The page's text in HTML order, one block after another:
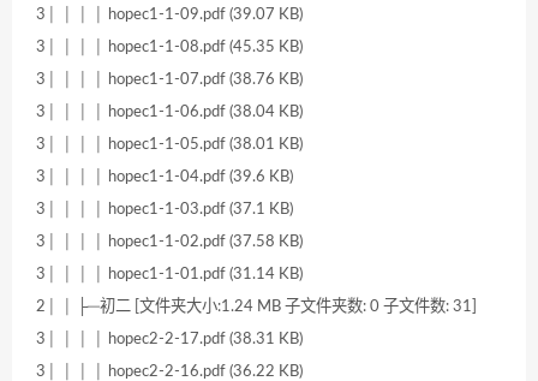
3│ │ │ │ hopec1-1-09.pdf (39.07 KB)
3│ │ │ │ hopec1-1-08.pdf (45.35 KB)
3│ │ │ │ hopec1-1-07.pdf (38.76 KB)
3│ │ │ │ hopec1-1-06.pdf (38.04 KB)
3│ │ │ │ hopec1-1-05.pdf (38.01 KB)
3│ │ │ │ hopec1-1-04.pdf (39.6 KB)
3│ │ │ │ hopec1-1-03.pdf (37.1 KB)
3│ │ │ │ hopec1-1-02.pdf (37.58 KB)
3│ │ │ │ hopec1-1-01.pdf (31.14 KB)
2│ │ ├─初二 [文件夹大小:1.24 MB 子文件夹数: 0 子文件数: 31]
3│ │ │ │ hopec2-2-17.pdf (38.31 KB)
3│ │ │ │ hopec2-2-16.pdf (36.22 KB)